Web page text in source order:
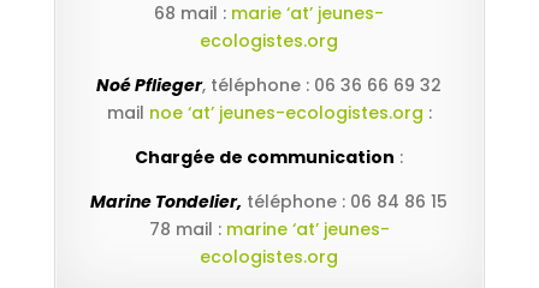
68 mail : marie ‘at’ jeunes-
ecologistes.org
Noé Pflieger, téléphone : 06 36 66 69 32
mail noe ‘at’ jeunes-ecologistes.org :
Chargée de communication :
Marine Tondelier, téléphone : 06 84 86 15
78 mail : marine ‘at’ jeunes-
ecologistes.org